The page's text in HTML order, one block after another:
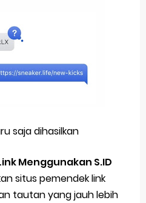
saja dihasilkan
Menggunakan S.ID
situs pemendek link
tautan yang jauh lebih